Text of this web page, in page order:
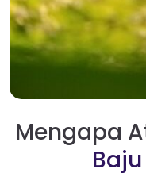
Mengapa